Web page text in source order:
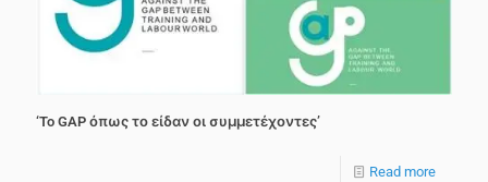
‘To GAP όπως το είδαν οι συμμετέχοντες’
Read more